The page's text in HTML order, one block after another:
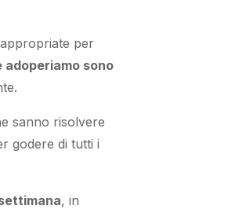
per
sono
.
sanno risolvere
godere di tutti i
, in